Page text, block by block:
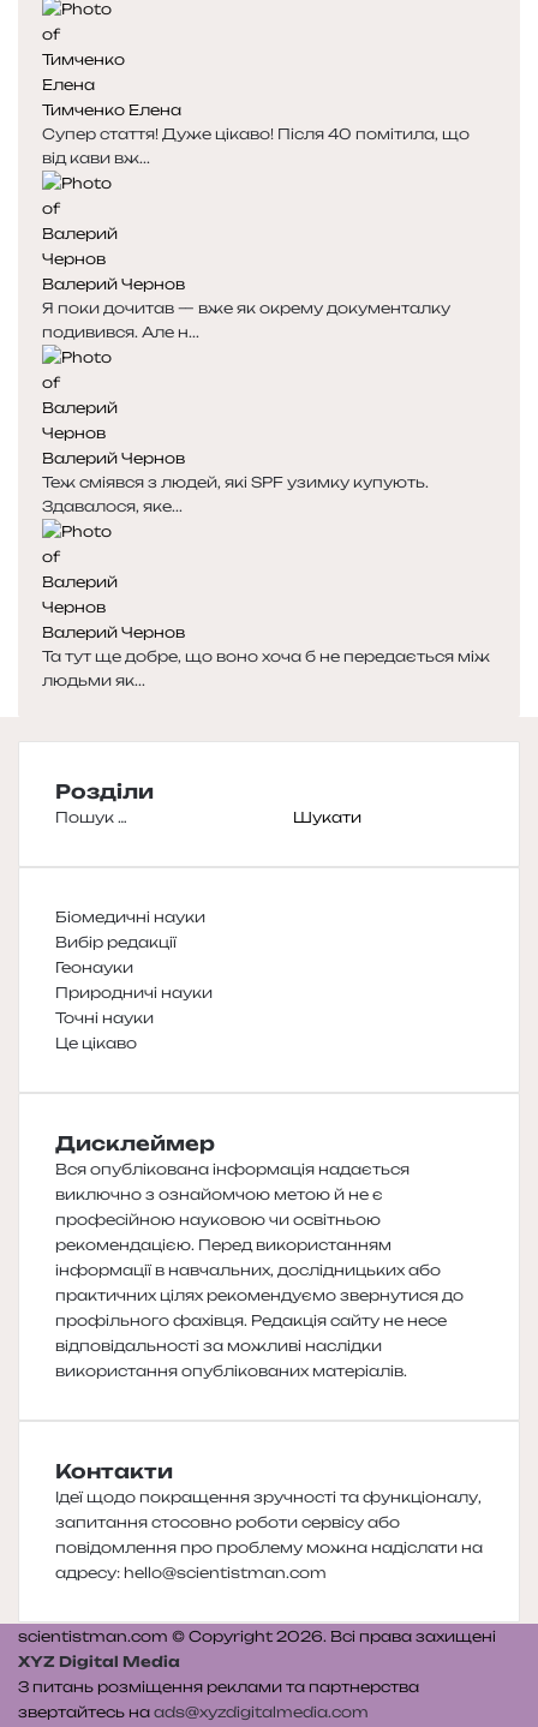
Тимченко Елена
Супер стаття! Дуже цікаво! Після 40 помітила, що
від кави вж...
Валерий Чернов
Я поки дочитав — вже як окрему документалку
подивився. Але н...
Валерий Чернов
Теж сміявся з людей, які SPF узимку купують.
Здавалося, яке...
Валерий Чернов
Та тут ще добре, що воно хоча б не передається між
людьми як...
Розділи
Пошук:
Біомедичні науки
Вибір редакції
Геонауки
Природничі науки
Точні науки
Це цікаво
Дисклеймер
Вся опублікована інформація надається
виключно з ознайомчою метою й не є
професійною науковою чи освітньою
рекомендацією. Перед використанням
інформації в навчальних, дослідницьких або
практичних цілях рекомендуємо звернутися до
профільного фахівця. Редакція сайту не несе
відповідальності за можливі наслідки
використання опублікованих матеріалів.
Контакти
Ідеї щодо покращення зручності та функціоналу,
запитання стосовно роботи сервісу або
повідомлення про проблему можна надіслати на
адресу: hello@scientistman.com
scientistman.com © Copyright 2026. Всі права захищені
XYZ Digital Media
З питань розміщення реклами та партнерства
звертайтесь на ads@xyzdigitalmedia.com